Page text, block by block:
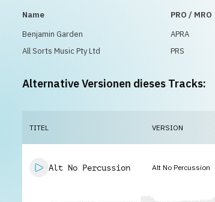
Name PRO / MRO
Benjamin Garden
APRA
All Sorts Music Pty Ltd
PRS
Alternative Versionen dieses Tracks:
TITEL VERSION
Alt No Percussion Alt No Percussion